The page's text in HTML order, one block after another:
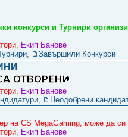
конкурси и Турнири
Екип Банове
Завършили Конкурси
Екип Банове
Неодобрени
на CS MegaGaming, може да си
Екип Банове